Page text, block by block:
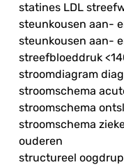
statines LDL
steunkousen aan-
steunkousen aan-
streefbloeddruk
stroomdiagram
stroomschema
stroomschema
stroomschema
ouderen
structureel